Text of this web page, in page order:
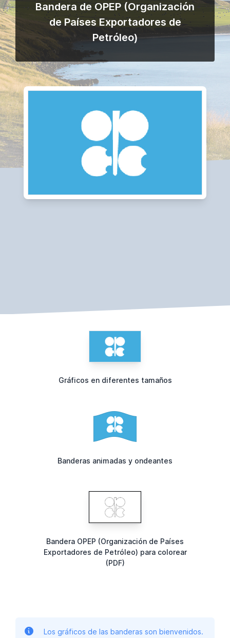
Bandera de OPEP (Organización
de Países Exportadores de
Petróleo)
Gráficos en diferentes tamaños
Banderas animadas y ondeantes
Bandera OPEP (Organización de Países
Exportadores de Petróleo) para colorear
(PDF)
Los gráficos de las banderas son bienvenidos.